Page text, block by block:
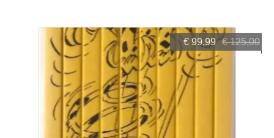
€125,00
prix
initial
était :
€ 125,00.
€ 99,99
Le
prix
actuel
est :
€ 99,99.